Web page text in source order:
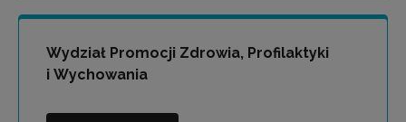
Wydział Promocji Zdrowia, Profilaktyki
i Wychowania